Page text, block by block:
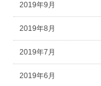
2019年9月
2019年8月
2019年7月
2019年6月